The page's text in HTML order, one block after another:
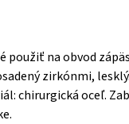
použiť na obvod
zirkónmi,
chirurgická oceľ.